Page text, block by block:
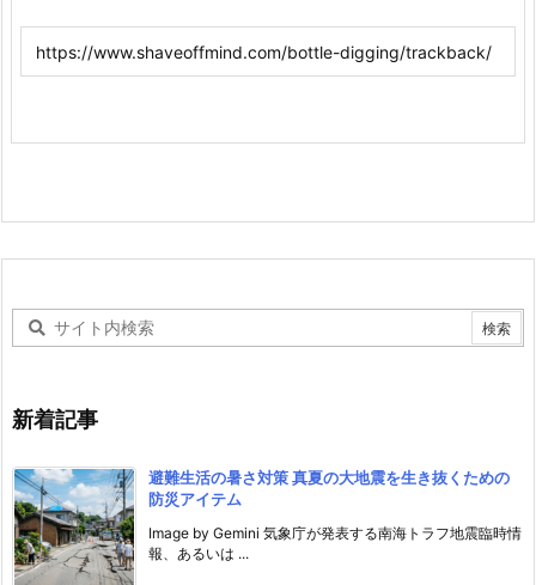
新着記事
避難生活の暑さ対策 真夏の大地震を生き抜くための
防災アイテム
Image by Gemini 気象庁が発表する南海トラフ地震臨時情
報、あるいは ...